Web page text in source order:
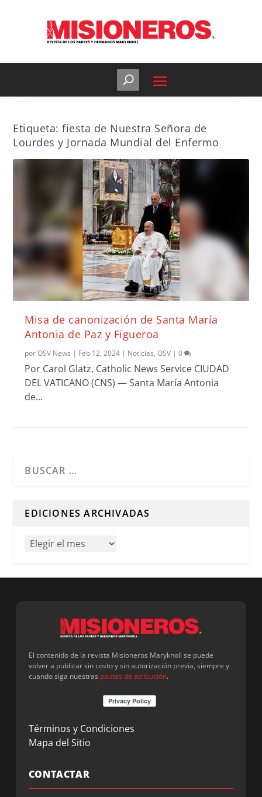
Etiqueta:fiesta de Nuestra Señora de
Lourdes y Jornada Mundial del Enfermo
Misa de canonización de Santa María
Antonia de Paz y Figueroa
porOSV News | Feb 12, 2024 | Noticias,OSV |0
Por Carol Glatz, Catholic News Service CIUDAD
DEL VATICANO (CNS) — Santa María Antonia
de...
EDICIONES ARCHIVADAS
El contenido de la revista Misioneros Maryknoll se puede
volver a publicar sin costo y sin autorización previa, siempre y
cuando siga nuestras pautas de atribución.
Términos y Condiciones
Mapa del Sitio
CONTACTAR